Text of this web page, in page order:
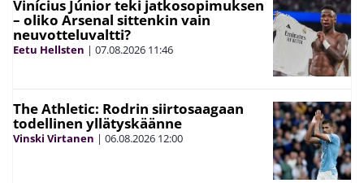
Vinícius Júnior teki jatkosopimuksen
– oliko Arsenal sittenkin vain
neuvotteluvaltti?
Eetu Hellsten | 07.08.2026 11:46
The Athletic: Rodrin siirtosaagaan
todellinen yllätyskäänne
Vinski Virtanen | 06.08.2026 12:00